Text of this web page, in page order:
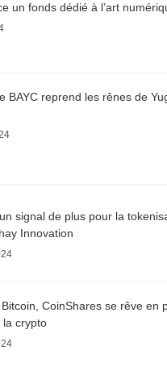
un fonds dédié à l’art
BAYC reprend les rênes de
signal de plus pour la
Innovation
CoinShares se rêve en
la crypto